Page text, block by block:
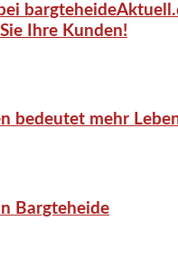
Ihre Kunden!
bedeutet mehr
Bargteheide